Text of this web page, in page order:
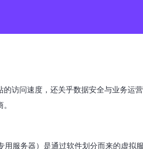
的访问速度，还关乎数据安全与业务运
用服务器）是通过软件划分而来的虚